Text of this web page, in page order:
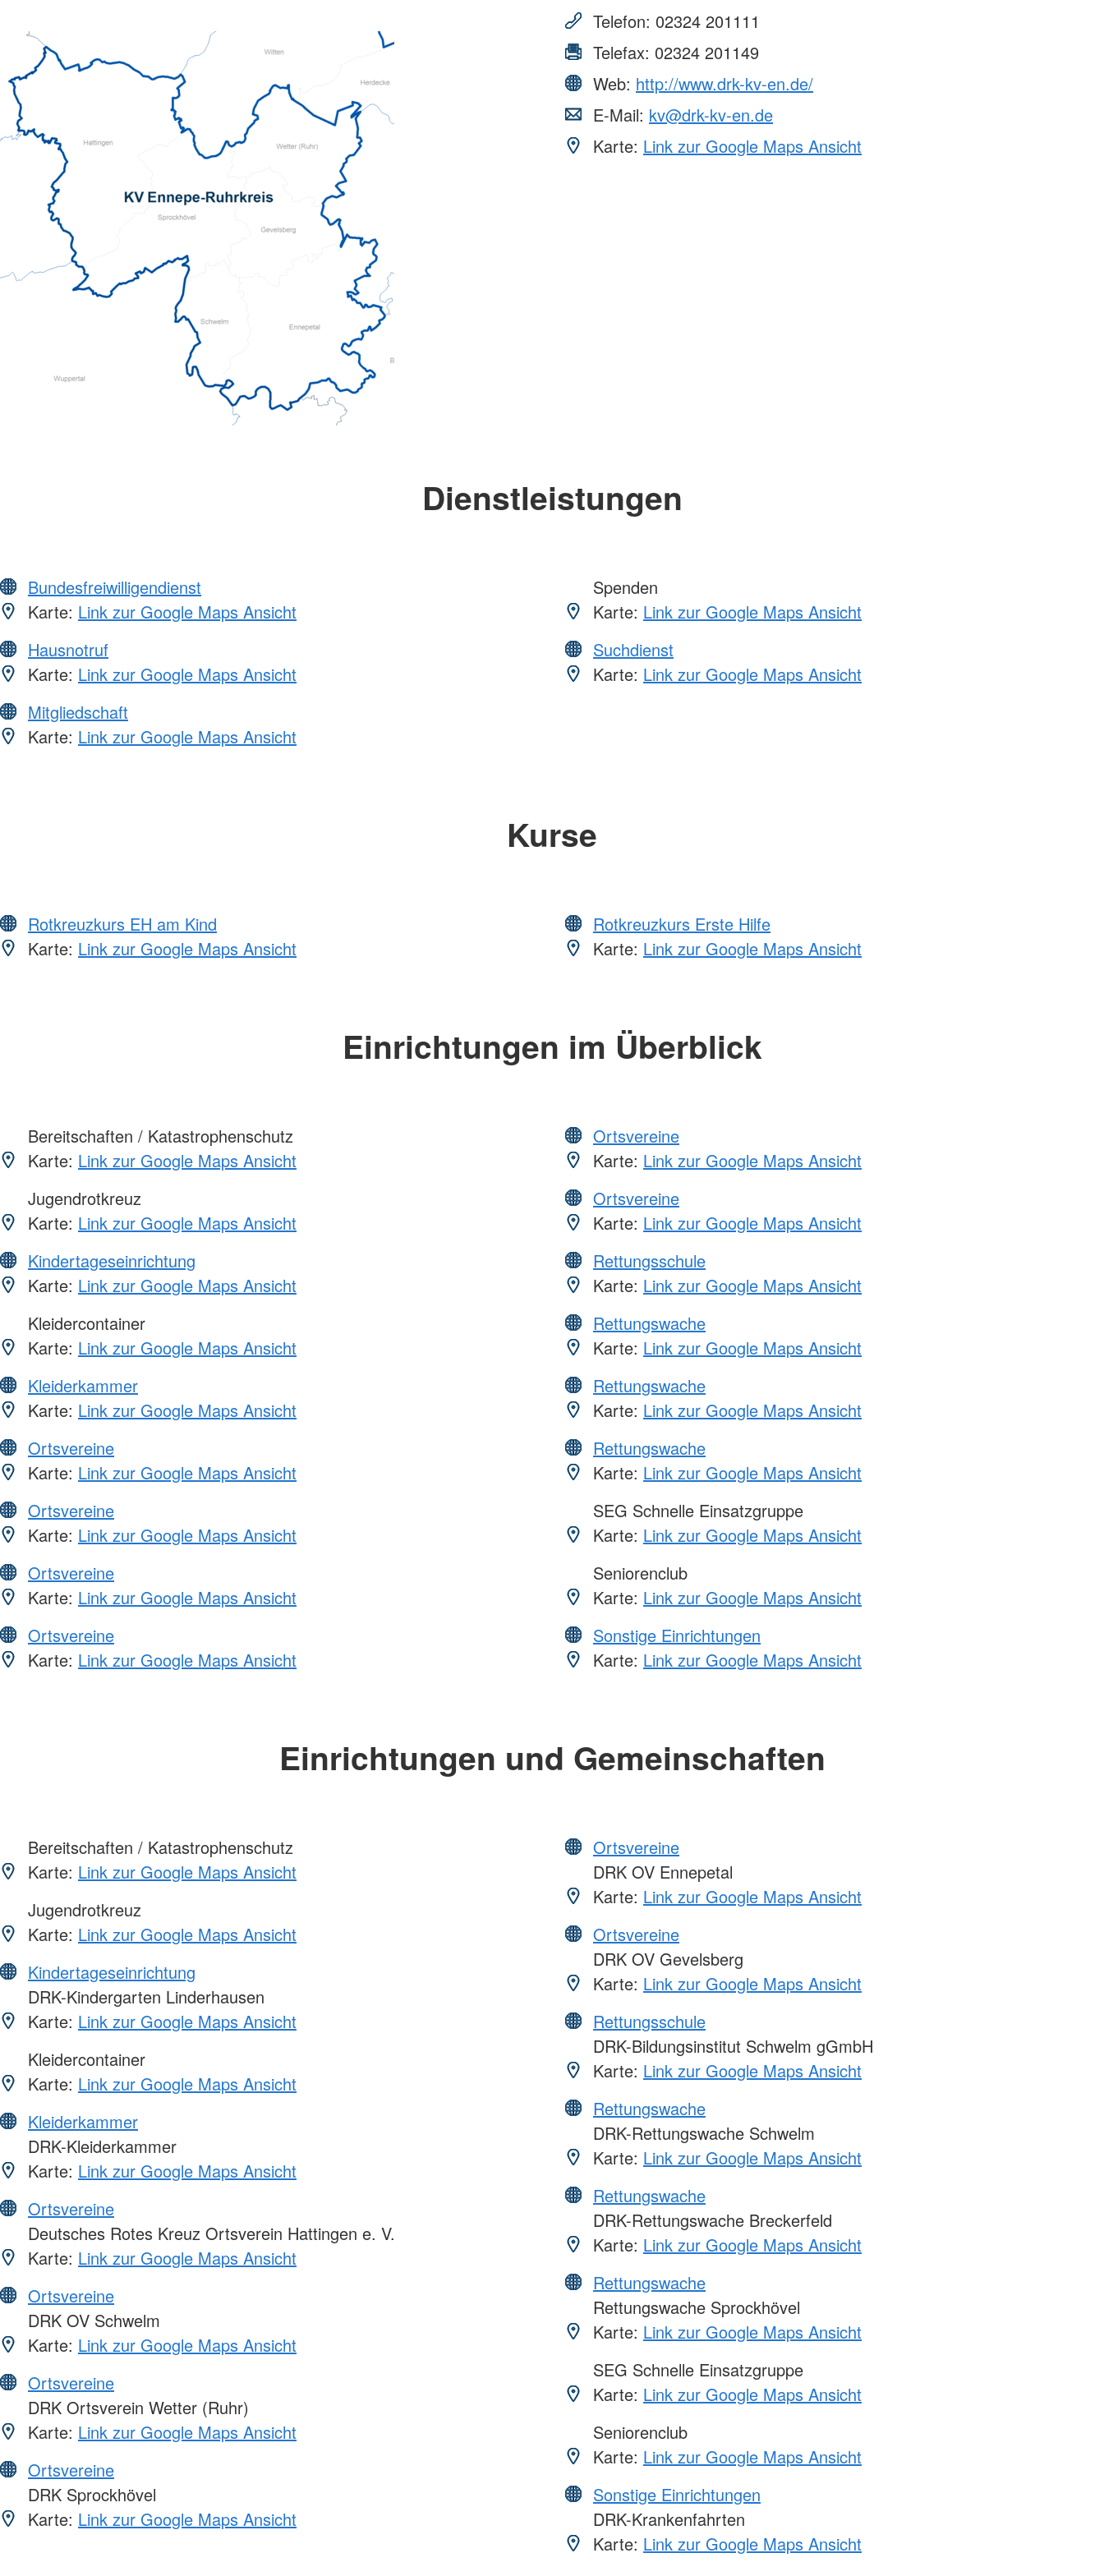
Telefon: 02324 201111
Telefax: 02324 201149
Web: http://www.drk-kv-en.de/
E-Mail: kv@drk-kv-en.de
Karte: Link zur Google Maps Ansicht
Dienstleistungen
Bundesfreiwilligendienst
Karte: Link zur Google Maps Ansicht
Hausnotruf
Karte: Link zur Google Maps Ansicht
Mitgliedschaft
Karte: Link zur Google Maps Ansicht
Spenden
Karte: Link zur Google Maps Ansicht
Suchdienst
Karte: Link zur Google Maps Ansicht
Kurse
Rotkreuzkurs EH am Kind
Karte: Link zur Google Maps Ansicht
Rotkreuzkurs Erste Hilfe
Karte: Link zur Google Maps Ansicht
Einrichtungen im Überblick
Bereitschaften / Katastrophenschutz
Karte: Link zur Google Maps Ansicht
Jugendrotkreuz
Karte: Link zur Google Maps Ansicht
Kindertageseinrichtung
Karte: Link zur Google Maps Ansicht
Kleidercontainer
Karte: Link zur Google Maps Ansicht
Kleiderkammer
Karte: Link zur Google Maps Ansicht
Ortsvereine
Karte: Link zur Google Maps Ansicht
Ortsvereine
Karte: Link zur Google Maps Ansicht
Ortsvereine
Karte: Link zur Google Maps Ansicht
Ortsvereine
Karte: Link zur Google Maps Ansicht
Ortsvereine
Karte: Link zur Google Maps Ansicht
Ortsvereine
Karte: Link zur Google Maps Ansicht
Rettungsschule
Karte: Link zur Google Maps Ansicht
Rettungswache
Karte: Link zur Google Maps Ansicht
Rettungswache
Karte: Link zur Google Maps Ansicht
Rettungswache
Karte: Link zur Google Maps Ansicht
SEG Schnelle Einsatzgruppe
Karte: Link zur Google Maps Ansicht
Seniorenclub
Karte: Link zur Google Maps Ansicht
Sonstige Einrichtungen
Karte: Link zur Google Maps Ansicht
Einrichtungen und Gemeinschaften
Bereitschaften / Katastrophenschutz
Karte: Link zur Google Maps Ansicht
Jugendrotkreuz
Karte: Link zur Google Maps Ansicht
Kindertageseinrichtung
DRK-Kindergarten Linderhausen
Karte: Link zur Google Maps Ansicht
Kleidercontainer
Karte: Link zur Google Maps Ansicht
Kleiderkammer
DRK-Kleiderkammer
Karte: Link zur Google Maps Ansicht
Ortsvereine
Deutsches Rotes Kreuz Ortsverein Hattingen e. V.
Karte: Link zur Google Maps Ansicht
Ortsvereine
DRK OV Schwelm
Karte: Link zur Google Maps Ansicht
Ortsvereine
DRK Ortsverein Wetter (Ruhr)
Karte: Link zur Google Maps Ansicht
Ortsvereine
DRK Sprockhövel
Karte: Link zur Google Maps Ansicht
Ortsvereine
DRK OV Ennepetal
Karte: Link zur Google Maps Ansicht
Ortsvereine
DRK OV Gevelsberg
Karte: Link zur Google Maps Ansicht
Rettungsschule
DRK-Bildungsinstitut Schwelm gGmbH
Karte: Link zur Google Maps Ansicht
Rettungswache
DRK-Rettungswache Schwelm
Karte: Link zur Google Maps Ansicht
Rettungswache
DRK-Rettungswache Breckerfeld
Karte: Link zur Google Maps Ansicht
Rettungswache
Rettungswache Sprockhövel
Karte: Link zur Google Maps Ansicht
SEG Schnelle Einsatzgruppe
Karte: Link zur Google Maps Ansicht
Seniorenclub
Karte: Link zur Google Maps Ansicht
Sonstige Einrichtungen
DRK-Krankenfahrten
Karte: Link zur Google Maps Ansicht